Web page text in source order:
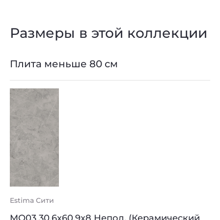
Размеры в этой коллекции
Плита меньше 80 см
Estima Сити